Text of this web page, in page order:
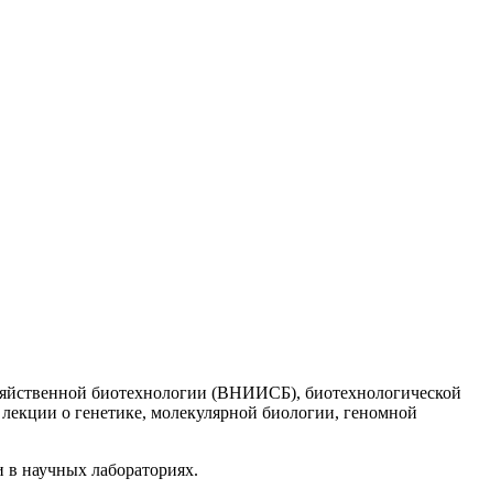
биотехнологии (ВНИИСБ), биотехнологической
о генетике, молекулярной биологии, геномной
научных лабораториях.